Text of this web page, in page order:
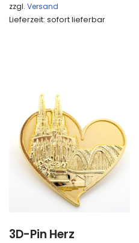
zzgl. Versand
Lieferzeit: sofort lieferbar
3D-Pin Herz